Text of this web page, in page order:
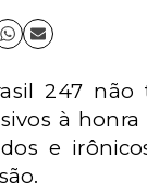
247
à
e